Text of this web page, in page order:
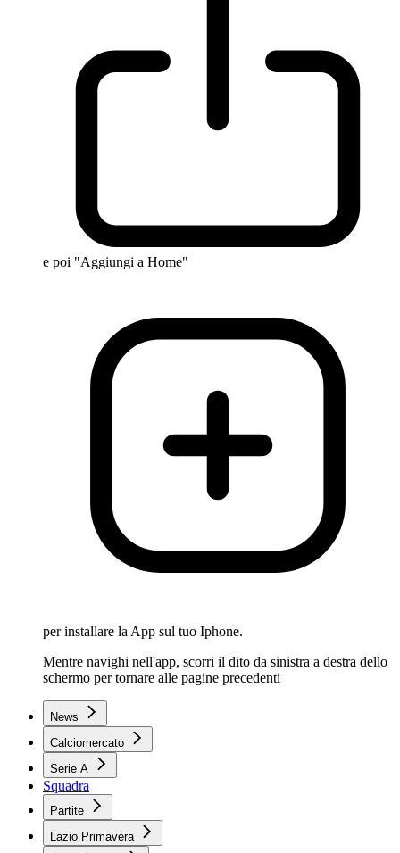
e poi "Aggiungi a Home"
per installare la App sul tuo Iphone.
Mentre navighi nell'app, scorri il dito da sinistra a destra dello
schermo per tornare alle pagine precedenti
News
Calciomercato
Serie A
Squadra
Partite
Lazio Primavera